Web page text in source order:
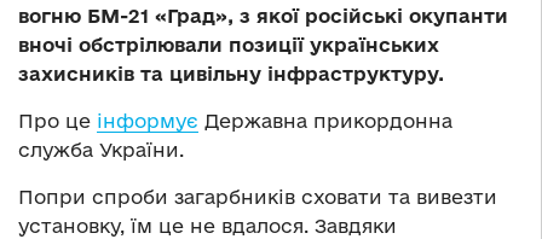
вогню БМ-21 «Град», з якої російські окупанти
вночі обстрілювали позиції українських
захисників та цивільну інфраструктуру.
Про це інформує Державна прикордонна
служба України.
Попри спроби загарбників сховати та вивезти
установку, їм це не вдалося. Завдяки